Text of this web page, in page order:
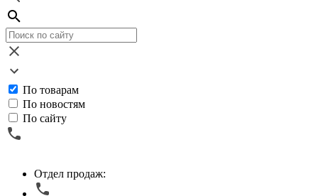
По товарам
По новостям
По сайту
Отдел продаж: